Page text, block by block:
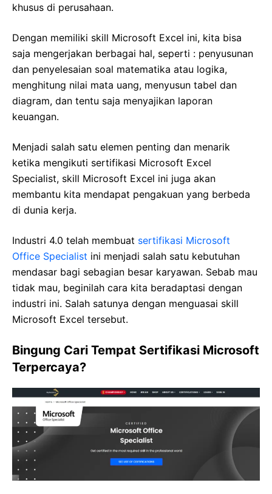
khusus di perusahaan.
Dengan memiliki skill Microsoft Excel ini, kita bisa
saja mengerjakan berbagai hal, seperti : penyusunan
dan penyelesaian soal matematika atau logika,
menghitung nilai mata uang, menyusun tabel dan
diagram, dan tentu saja menyajikan laporan
keuangan.
Menjadi salah satu elemen penting dan menarik
ketika mengikuti sertifikasi Microsoft Excel
Specialist, skill Microsoft Excel ini juga akan
membantu kita mendapat pengakuan yang berbeda
di dunia kerja.
Industri 4.0 telah membuat sertifikasi Microsoft
Office Specialist ini menjadi salah satu kebutuhan
mendasar bagi sebagian besar karyawan. Sebab mau
tidak mau, beginilah cara kita beradaptasi dengan
industri ini. Salah satunya dengan menguasai skill
Microsoft Excel tersebut.
Bingung Cari Tempat Sertifikasi Microsoft
Terpercaya?